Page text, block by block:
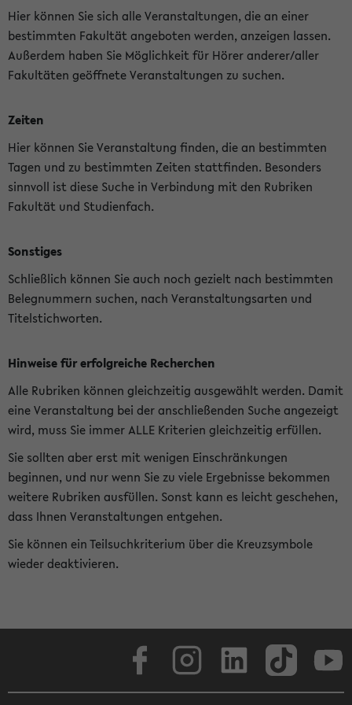
Hier können Sie sich alle Veranstaltungen, die an einer
bestimmten Fakultät angeboten werden, anzeigen lassen.
Außerdem haben Sie Möglichkeit für Hörer anderer/aller
Fakultäten geöffnete Veranstaltungen zu suchen.
Zeiten
Hier können Sie Veranstaltung finden, die an bestimmten
Tagen und zu bestimmten Zeiten stattfinden. Besonders
sinnvoll ist diese Suche in Verbindung mit den Rubriken
Fakultät und Studienfach.
Sonstiges
Schließlich können Sie auch noch gezielt nach bestimmten
Belegnummern suchen, nach Veranstaltungsarten und
Titelstichworten.
Hinweise für erfolgreiche Recherchen
Alle Rubriken können gleichzeitig ausgewählt werden. Damit
eine Veranstaltung bei der anschließenden Suche angezeigt
wird, muss Sie immer ALLE Kriterien gleichzeitig erfüllen.
Sie sollten aber erst mit wenigen Einschränkungen
beginnen, und nur wenn Sie zu viele Ergebnisse bekommen
weitere Rubriken ausfüllen. Sonst kann es leicht geschehen,
dass Ihnen Veranstaltungen entgehen.
Sie können ein Teilsuchkriterium über die Kreuzsymbole
wieder deaktivieren.